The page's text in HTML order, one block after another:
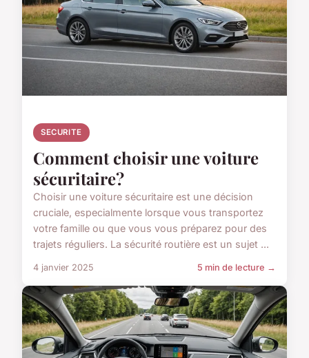
SECURITE
Comment choisir une voiture
sécuritaire?
Choisir une voiture sécuritaire est une décision
cruciale, especialmente lorsque vous transportez
votre famille ou que vous vous préparez pour des
trajets réguliers. La sécurité routière est un sujet ...
4 janvier 2025 5 min de lecture →